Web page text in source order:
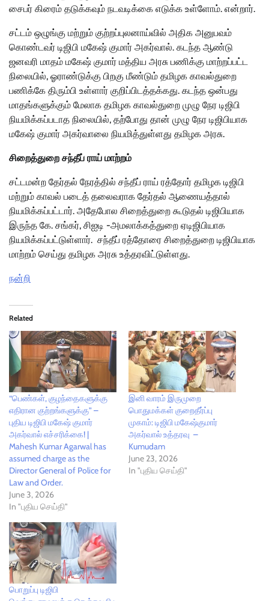
சைபர் கிரைம் தடுக்கவும் நடவடிக்கை எடுக்க உள்ளோம். என்றார்.
சட்டம் ஒழுங்கு மற்றும் குற்றப்புலனாய்வில் அதிக அனுபவம்
கொண்டவர் டிஜிபி மகேஷ் குமார் அகர்வால். கடந்த ஆண்டு
ஜனவரி மாதம் மகேஷ் குமார் மத்திய அரசு பணிக்கு மாற்றப்பட்ட
நிலையில், ஓராண்டுக்கு பிறகு மீண்டும் தமிழக காவல்துறை
பணிக்கே திரும்பி உள்ளார் குறிப்பிடத்தக்கது. கடந்த ஒன்பது
மாதங்களுக்கும் மேலாக தமிழக காவல்துறை முழு நேர டிஜிபி
நியமிக்கப்படாத நிலையில், தற்போது தான் முழு நேர டிஜிபியாக
மகேஷ் குமார் அகர்வாலை நியமித்துள்ளது தமிழக அரசு.
சிறைத்துறை சந்தீப் ராய் மாற்றம்
சட்டமன்ற தேர்தல் நேரத்தில் சந்தீப் ராய் ரத்தோர் தமிழக டிஜிபி
மற்றும் காவல் படைத் தலைவராக தேர்தல் ஆணையத்தால்
நியமிக்கப்பட்டார். அதேபோல சிறைத்துறை கூடுதல் டிஜிபியாக
இருந்த கே. சங்கர், சிஐடி -அமலாக்கத்துறை ஏடிஜிபியாக
நியமிக்கப்பட்டுள்ளார். சந்தீப் ரத்தோரை சிறைத்துறை டிஜிபியாக
மாற்றம் செய்து தமிழக அரசு உத்தரவிட்டுள்ளது.
நன்றி
Related
“பெண்கள், குழந்தைகளுக்கு
எதிரான குற்றங்களுக்கு” –
புதிய டிஜிபி மகேஷ் குமார்
அகர்வால் எச்சரிக்கை! |
Mahesh Kumar Agarwal has
assumed charge as the
Director General of Police for
Law and Order.
June 3, 2026
In "புதிய செய்தி"
இனி வாரம் இருமுறை
பொதுமக்கள் குறைதீர்ப்பு
முகாம்: டிஜிபி மகேஷ்குமார்
அகர்வால் உத்தரவு –
Kumudam
June 23, 2026
In "புதிய செய்தி"
பொறுப்பு டிஜிபி